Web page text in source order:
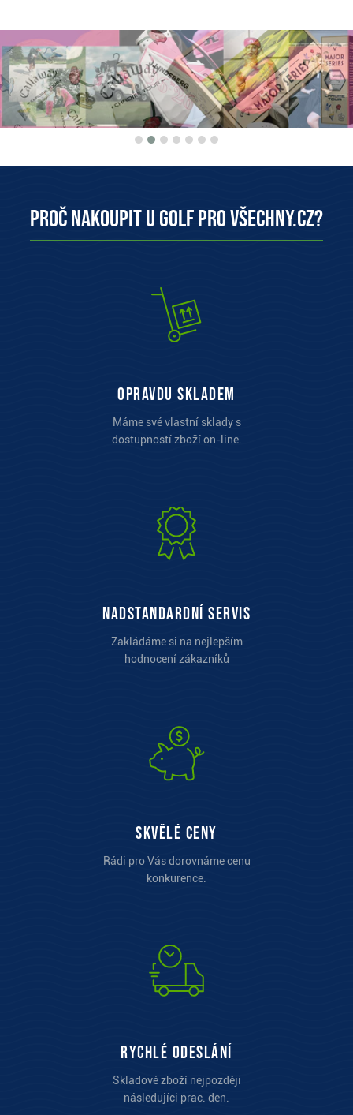
Proč nakoupit u Golf pro všechny.cz?
opravdu skladem
Máme své vlastní sklady s
dostupností zboží on-line.
Nadstandardní servis
Zakládáme si na nejlepším
hodnocení zákazníků
Skvělé ceny
Rádi pro Vás dorovnáme cenu
konkurence.
Rychlé odeslání
Skladové zboží nejpozději
následujíci prac. den.